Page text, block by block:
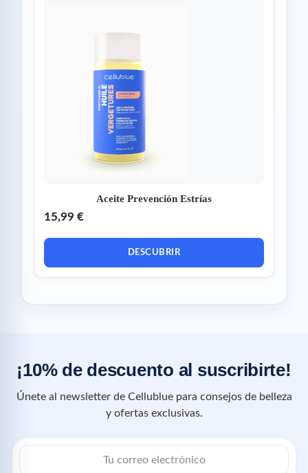
Aceite Prevención Estrías
15,99 €
DESCUBRIR
¡10% de descuento al suscribirte!
Únete al newsletter de Cellublue para consejos de belleza
y ofertas exclusivas.